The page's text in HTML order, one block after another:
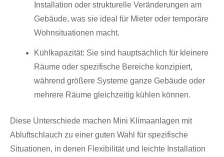
Installation oder strukturelle Veränderungen am
Gebäude, was sie ideal für Mieter oder temporäre
Wohnsituationen macht.
Kühlkapazität: Sie sind hauptsächlich für kleinere
Räume oder spezifische Bereiche konzipiert,
während größere Systeme ganze Gebäude oder
mehrere Räume gleichzeitig kühlen können.
Diese Unterschiede machen Mini Klimaanlagen mit
Abluftschlauch zu einer guten Wahl für spezifische
Situationen, in denen Flexibilität und leichte Installation